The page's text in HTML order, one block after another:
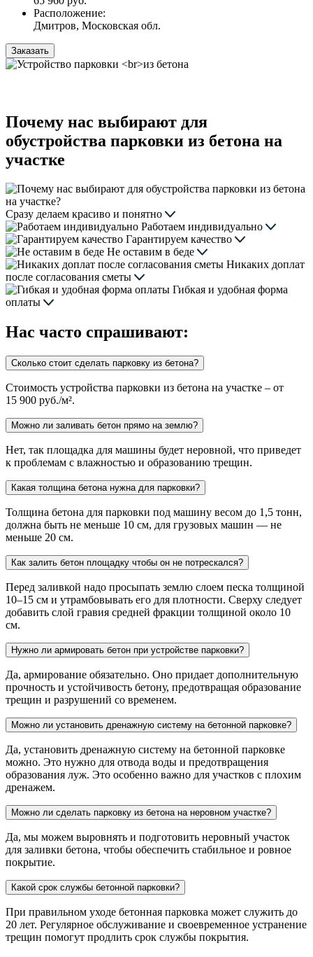
Расположение:
Дмитров, Московская обл.
Заказать
Почему нас выбирают для
обустройства парковки из бетона на
участке
Сразу делаем красиво и понятно
Работаем индивидуально
Гарантируем качество
Не оставим в беде
Никаких доплат
после согласования сметы
Гибкая и удобная форма
оплаты
Нас часто спрашивают:
Сколько стоит сделать парковку из бетона?
Стоимость устройства парковки из бетона на участке – от
15 900 руб./м².
Можно ли заливать бетон прямо на землю?
Нет, так площадка для машины будет неровной, что приведет
к проблемам с влажностью и образованию трещин.
Какая толщина бетона нужна для парковки?
Толщина бетона для парковки под машину весом до 1,5 тонн,
должна быть не меньше 10 см, для грузовых машин — не
меньше 20 см.
Как залить бетон площадку чтобы он не потрескался?
Перед заливкой надо просыпать землю слоем песка толщиной
10–15 см и утрамбовывать его для плотности. Сверху следует
добавить слой гравия средней фракции толщиной около 10
см.
Нужно ли армировать бетон при устройстве парковки?
Да, армирование обязательно. Оно придает дополнительную
прочность и устойчивость бетону, предотвращая образование
трещин и разрушений со временем.
Можно ли установить дренажную систему на бетонной парковке?
Да, установить дренажную систему на бетонной парковке
можно. Это нужно для отвода воды и предотвращения
образования луж. Это особенно важно для участков с плохим
дренажем.
Можно ли сделать парковку из бетона на неровном участке?
Да, мы можем выровнять и подготовить неровный участок
для заливки бетона, чтобы обеспечить стабильное и ровное
покрытие.
Какой срок службы бетонной парковки?
При правильном уходе бетонная парковка может служить до
20 лет. Регулярное обслуживание и своевременное устранение
трещин помогут продлить срок службы покрытия.